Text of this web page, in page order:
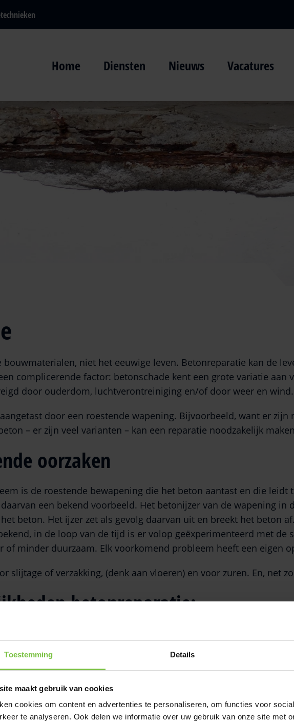
Toestemming Details
maakt gebruik van cookies
cookies om content en advertenties te personaliseren, om functies voor
te analyseren. Ook delen we informatie over uw gebruik van onze site met
Home Diensten Nieuws Vacatures
bouwmaterialen, niet het eeuwige leven. Betonreparatie kan de
complicerende factor: betonschade kent een grote variatie
door ouderdom, luchtverontreiniging en/of door weer en wind.
door een roestende wapening. Bijvoorbeeld, want er
– er zijn veel varianten – kan een reparatie noodzakelijk
oorzaken
is de roestende bewapening die het beton aantast en die leidt
een bekend voorbeeld. Het betonijzer van de wapening in
beton. Het ijzer zet als gevolg daarvan uit en breekt het beton
in de loop van de tijd is er volop geëxperimenteerd met de
of minder duurzaam. Elk voorkomend probleem heeft een eigen
slijtage of verzakking, (denk aan vloeren) en voor zuren. En, net
betonreparatie:
oplossing kiezen;
Soil-ID